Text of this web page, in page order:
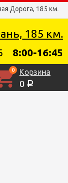
Дорога, 185 км.
185 км.
8:00-16:45
0 Корзина
0 Р